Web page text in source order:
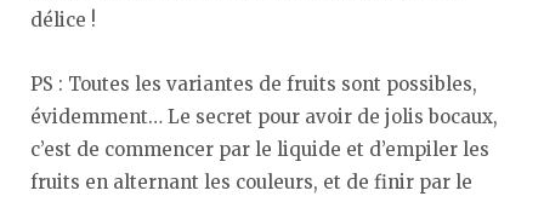
délice !
PS : Toutes les variantes de fruits sont possibles,
évidemment… Le secret pour avoir de jolis bocaux,
c’est de commencer par le liquide et d’empiler les
fruits en alternant les couleurs, et de finir par le